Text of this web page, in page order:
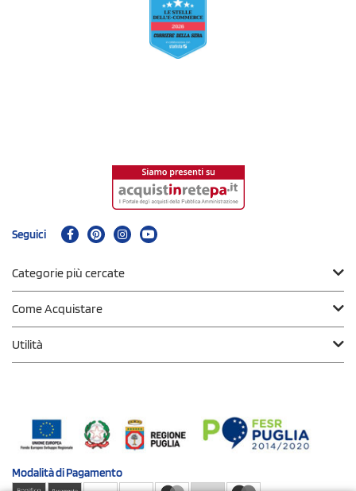
Seguici
Categorie più cercate
Come Acquistare
Utilità
Modalità diPagamento